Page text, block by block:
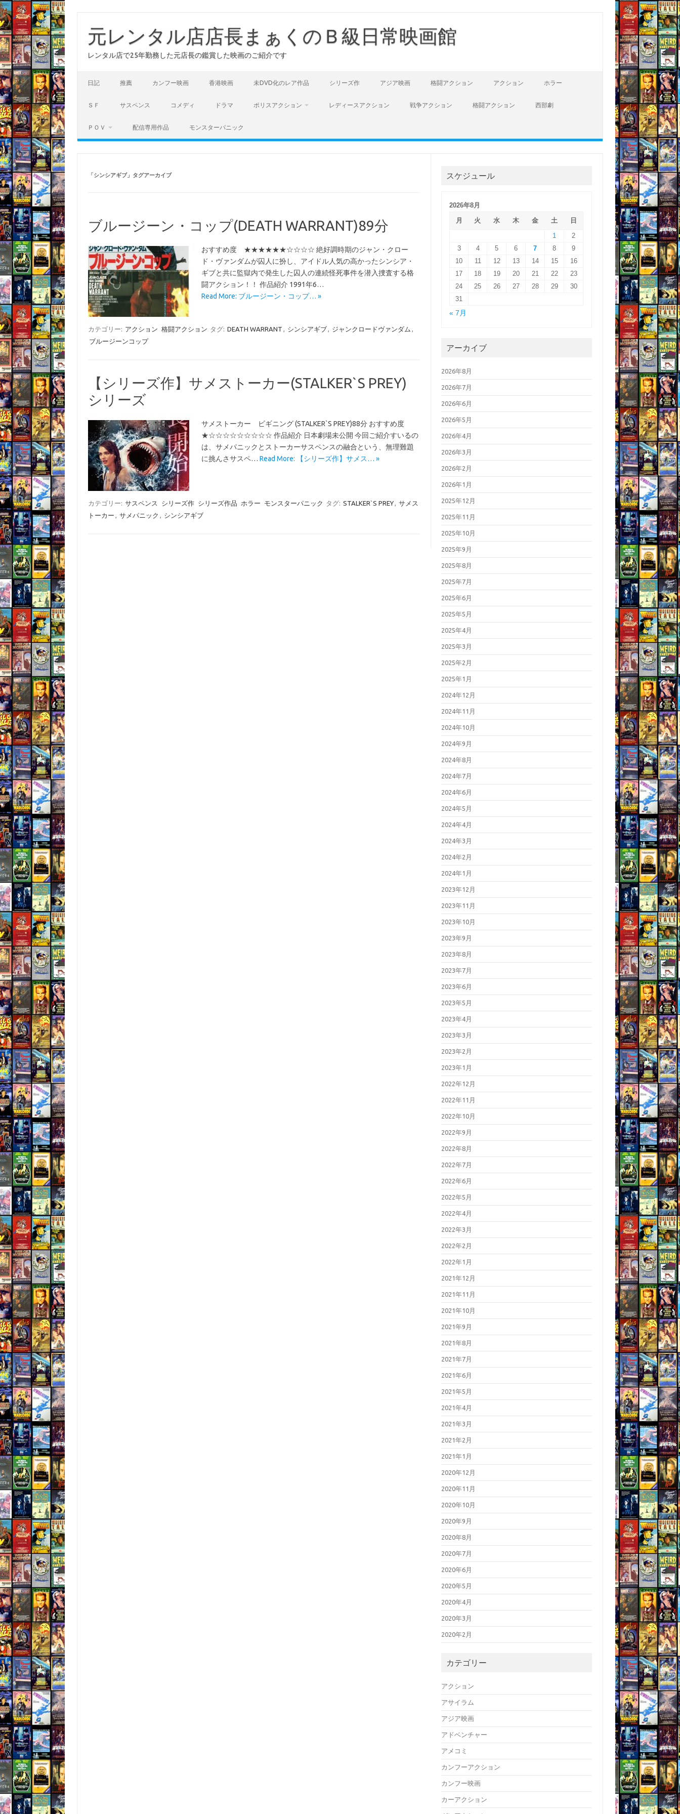
元レンタル店店長まぁくのＢ級日常映画館
レンタル店で25年勤務した元店長の鑑賞した映画のご紹介です
日記 推薦 カンフー映画 香港映画 未DVD化のレア作品 シリーズ作 アジア映画 格闘アクション アクション ホラー
ＳＦ サスペンス コメディ ドラマ ポリスアクション レディースアクション 戦争アクション 格闘アクション 西部劇
ＰＯＶ 配信専用作品 モンスターパニック
「シンシアギブ」タグアーカイブ
ブルージーン・コップ(DEATH WARRANT)89分
おすすめ度 ★★★★★★☆☆☆☆ 絶好調時期のジャン・クロー
ド・ヴァンダムが囚人に扮し、アイドル人気の高かったシンシア・
ギブと共に監獄内で発生した囚人の連続怪死事件を潜入捜査する格
闘アクション！！ 作品紹介 1991年6…
Read More: ブルージーン・コップ… »
カテゴリー: アクション 格闘アクション タグ: DEATH WARRANT , シンシアギブ, ジャンクロードヴァンダム ,
ブルージーンコップ
【シリーズ作】サメストーカー(STALKER`S PREY)
シリーズ
サメストーカー ビギニング (STALKER`S PREY)88分 おすすめ度
★☆☆☆☆☆☆☆☆☆ 作品紹介 日本劇場未公開 今回ご紹介すいるの
は、サメパニックとストーカーサスペンスの融合という、無理難題
に挑んさサスペ… Read More: 【シリーズ作】サメス… »
カテゴリー: サスペンス シリーズ作 シリーズ作品 ホラー モンスターパニック タグ: STALKER`S PREY, サメス
トーカー , サメパニック , シンシアギブ
スケジュール
2026年8月
月
火 水 木 金 土
日
1
2
3
4 5 6 7 8
9
10
11 12 13 14 15
16
17
18 19 20 21 22
23
24
25 26 27 28 29
30
31
« 7月
アーカイブ
2026年8月
2026年7月
2026年6月
2026年5月
2026年4月
2026年3月
2026年2月
2026年1月
2025年12月
2025年11月
2025年10月
2025年9月
2025年8月
2025年7月
2025年6月
2025年5月
2025年4月
2025年3月
2025年2月
2025年1月
2024年12月
2024年11月
2024年10月
2024年9月
2024年8月
2024年7月
2024年6月
2024年5月
2024年4月
2024年3月
2024年2月
2024年1月
2023年12月
2023年11月
2023年10月
2023年9月
2023年8月
2023年7月
2023年6月
2023年5月
2023年4月
2023年3月
2023年2月
2023年1月
2022年12月
2022年11月
2022年10月
2022年9月
2022年8月
2022年7月
2022年6月
2022年5月
2022年4月
2022年3月
2022年2月
2022年1月
2021年12月
2021年11月
2021年10月
2021年9月
2021年8月
2021年7月
2021年6月
2021年5月
2021年4月
2021年3月
2021年2月
2021年1月
2020年12月
2020年11月
2020年10月
2020年9月
2020年8月
2020年7月
2020年6月
2020年5月
2020年4月
2020年3月
2020年2月
カテゴリー
アクション
アサイラム
アジア映画
アドベンチャー
アメコミ
カンフーアクション
カンフー映画
カーアクション